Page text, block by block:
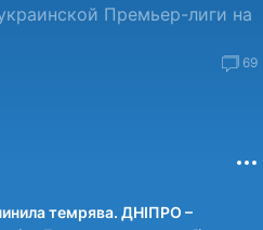
Премьер-лиги на
69
темрява. ДНІПРО –